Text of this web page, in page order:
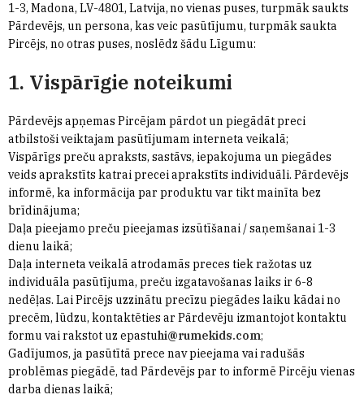
1-3, Madona, LV-4801, Latvija, no vienas puses, turpmāk saukts
Pārdevējs, un persona, kas veic pasūtījumu, turpmāk saukta
Pircējs, no otras puses, noslēdz šādu Līgumu:
1. Vispārīgie noteikumi
Pārdevējs apņemas Pircējam pārdot un piegādāt preci
atbilstoši veiktajam pasūtījumam interneta veikalā;
Vispārīgs preču apraksts, sastāvs, iepakojuma un piegādes
veids aprakstīts katrai precei aprakstīts individuāli. Pārdevējs
informē, ka informācija par produktu var tikt mainīta bez
brīdinājuma;
Daļa pieejamo preču pieejamas izsūtīšanai / saņemšanai 1-3
dienu laikā;
Daļa interneta veikalā atrodamās preces tiek ražotas uz
individuāla pasūtījuma, preču izgatavošanas laiks ir 6-8
nedēļas. Lai Pircējs uzzinātu precīzu piegādes laiku kādai no
precēm, lūdzu, kontaktēties ar Pārdevēju izmantojot kontaktu
formu vai rakstot uz epastuhi@rumekids.com;
Gadījumos, ja pasūtītā prece nav pieejama vai radušās
problēmas piegādē, tad Pārdevējs par to informē Pircēju vienas
darba dienas laikā;